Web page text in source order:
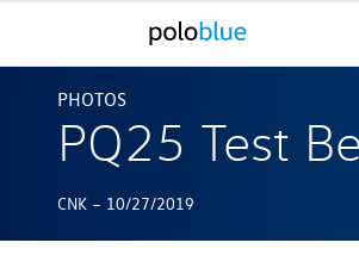
PQ25 Test
PHOTOS
CNK - 10/27/2019